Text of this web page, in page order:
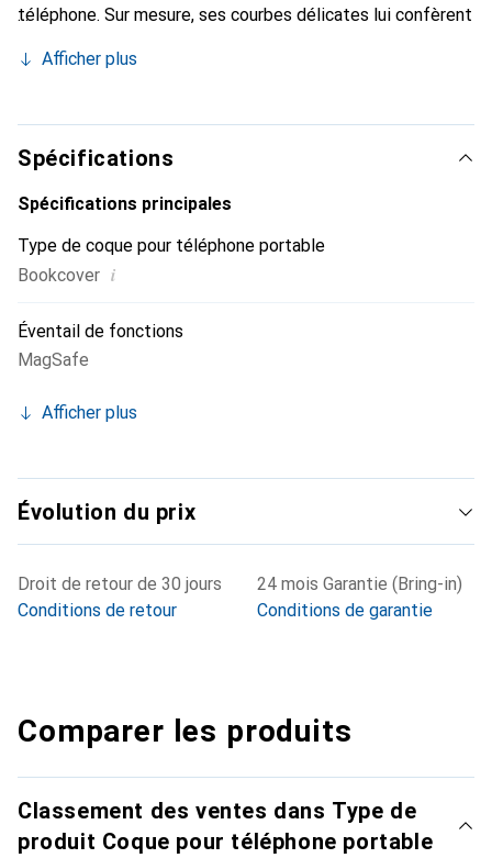
téléphone. Sur mesure, ses courbes délicates lui confèrent
et indispensable pour votre smartphone. Reconnaître
marque Noreve est un choix sûr pour une clientèle
exigeante.
Afficher plus
Spécifications
Spécifications principales
Type de coque pour téléphone portable
Bookcover i
Éventail de fonctions
MagSafe
Afficher plus
Évolution du prix
Droit de retour de 30 jours
Conditions de retour
24 mois Garantie (Bring-in)
Conditions de garantie
Comparer les produits
Classement des ventes dans Type de
produit Coque pour téléphone portable